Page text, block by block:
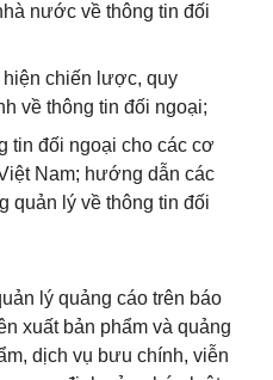
nước về thông tin đối
chiến lược, quy
về thông tin đối ngoại;
tin đối ngoại cho các cơ
Nam; hướng dẫn các
quản lý về thông tin đối
lý quảng cáo trên báo
xuất bản phẩm và quảng
dịch vụ bưu chính, viễn